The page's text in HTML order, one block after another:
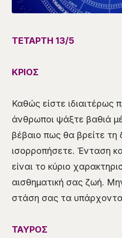
ΤΕΤΑΡΤΗ 13/5
ΚΡΙΟΣ
Καθώς είστε ιδιαιτέρως
άνθρωποι ψάξτε βαθιά
βέβαιο πως θα βρείτε τη
ισορροπήσετε. Ένταση
είναι το κύριο
αισθηματική σας ζωή.
στάση σας τα
ΤΑΥΡΟΣ